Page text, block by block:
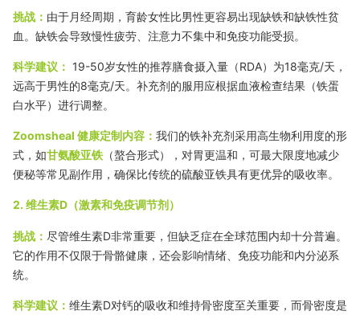
挑战： 由于月经周期，育龄女性比男性更容易出现缺铁和缺铁性贫
血。缺铁会导致慢性疲劳、注意力不集中和免疫功能受损。
科学建议： 19-50岁女性的推荐膳食摄入量（RDA）为18毫克/天，
远高于男性的8毫克/天。补充剂的服用应根据血液检查结果（铁蛋
白水平）进行调整。
Zoomsheal 健康定制内容： 我们的铁补充剂采用高生物利用度的形
式，如甘氨酸亚铁 （螯合形式），对胃更温和，可最大限度地减少
便秘等常见副作用，确保比传统的硫酸亚铁具有更优异的吸收率。
2. 维生素D（激素和免疫调节剂）
挑战： 尽管维生素D非常重要，但缺乏症在全球范围内却十分普遍。
它的作用不仅限于骨骼健康，还会影响情绪、免疫功能和内分泌系
统。
科学建议： 维生素D对钙的吸收和维持骨密度至关重要，而骨密度是